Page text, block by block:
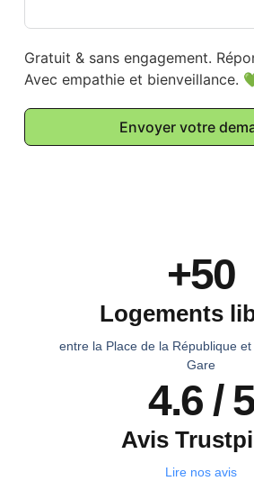
+50
Logements
entre la Place de la République
Gare
4.6 / 5
Avis
Lire nos avis
Gratuit & sans engagement.
Avec empathie et bienveillance.
Envoyer votre